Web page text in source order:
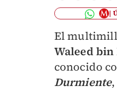
El
Waleed
conocido
Durmiente